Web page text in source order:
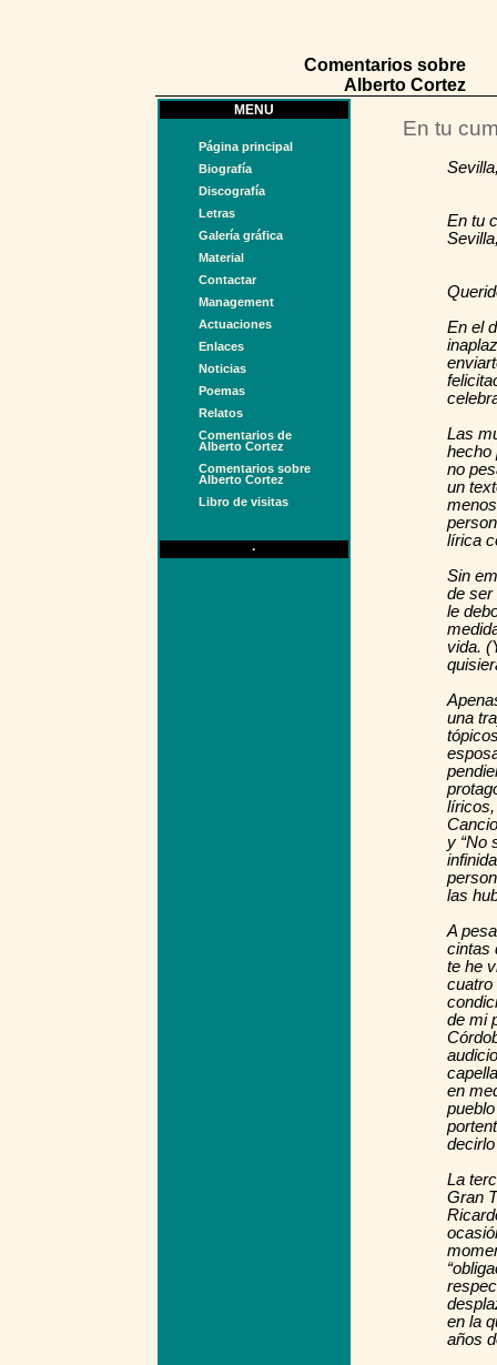
Comentarios sobre
Alberto Cortez
MENU
Página principal
Biografía
Discografía
Letras
Galería gráfica
Material
Contactar
Management
Actuaciones
Enlaces
Noticias
Poemas
Relatos
Comentarios de
Alberto Cortez
Comentarios sobre
Alberto Cortez
Libro de visitas
·
En tu
En tu
En el
Las
hecho
no
un
lírica
Sin
de ser
le
vida.
una
y “No
las
A
cintas
te he
cuatro
de mi
en
La
Gran
en la
años